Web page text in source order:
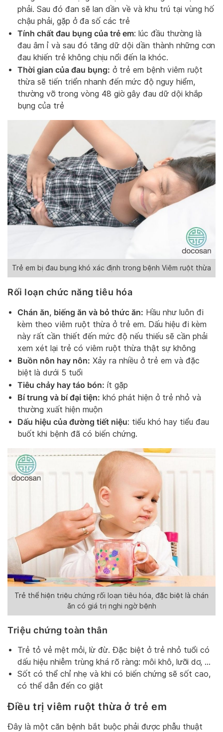
phải. Sau đó đan sẽ lan dần về và khu trú tại vùng hố
chậu phải, gặp ở đa số các trẻ
Tính chất đau bụng của trẻ em: lúc đầu thường là
đau âm ỉ và sau đó tăng dữ dội dần thành những cơn
đau khiến trẻ không chịu nổi đến la khóc.
Thời gian của đau bụng: ở trẻ em bệnh viêm ruột
thừa sẽ tiến triển nhanh đến mức độ nguy hiểm,
thường vỡ trong vòng 48 giờ gây đau dữ dội khắp
bụng của trẻ
Trẻ em bị đau bụng khó xác định trong bệnh Viêm ruột thừa
Rối loạn chức năng tiêu hóa
Chán ăn, biếng ăn và bỏ thức ăn: Hầu như luôn đi
kèm theo viêm ruột thừa ở trẻ em. Dấu hiệu đi kèm
này rất cần thiết đến mức độ nếu thiếu sẽ cần phải
xem xét lại trẻ có viêm ruột thừa thật sự không
Buồn nôn hay nôn: Xảy ra nhiều ở trẻ em và đặc
biệt là dưới 5 tuổi
Tiêu chảy hay táo bón: ít gặp
Bí trung và bí đại tiện: khó phát hiện ở trẻ nhỏ và
thường xuất hiện muộn
Dấu hiệu của đường tiết niệu: tiểu khó hay tiểu đau
buốt khi bệnh đã có biến chứng.
Trẻ thể hiện triệu chứng rối loạn tiêu hóa, đặc biệt là chán
ăn có giá trị nghi ngờ bệnh
Triệu chứng toàn thân
Trẻ tỏ vẻ mệt mỏi, lừ đừ. Đặc biệt ở trẻ nhỏ tuổi có
dấu hiệu nhiễm trùng khá rõ ràng: môi khô, lưỡi dơ, …
Sốt có thể chỉ nhẹ và khi có biến chứng sẽ sốt cao,
có thể dẫn đến co giật
Điều trị viêm ruột thừa ở trẻ em
Đây là một căn bệnh bắt buộc phải được phẫu thuật